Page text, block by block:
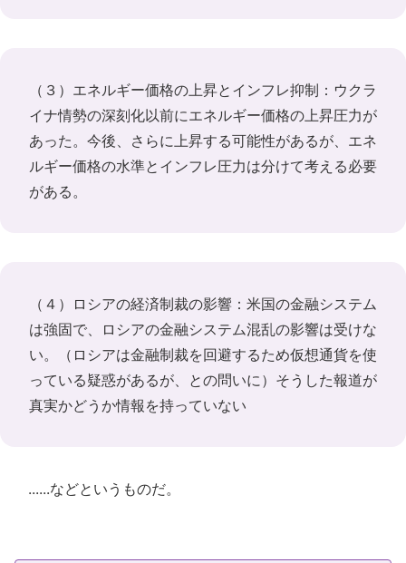
（３）エネルギー価格の上昇とインフレ抑制：ウクラ
イナ情勢の深刻化以前にエネルギー価格の上昇圧力が
あった。今後、さらに上昇する可能性があるが、エネ
ルギー価格の水準とインフレ圧力は分けて考える必要
がある。
（４）ロシアの経済制裁の影響：米国の金融システム
は強固で、ロシアの金融システム混乱の影響は受けな
い。（ロシアは金融制裁を回避するため仮想通貨を使
っている疑惑があるが、との問いに）そうした報道が
真実かどうか情報を持っていない
......などというものだ。